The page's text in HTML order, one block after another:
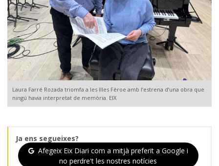
Laura Farré Rozada triomfa a les Illes Fèroe amb l’estrena d’una obra que
ningú havia interpretat de memòria. EIX
Ja ens segueixes?
Afegeix Eix Diari com a mitjà preferit a Google i
no perdre't les nostres notícies